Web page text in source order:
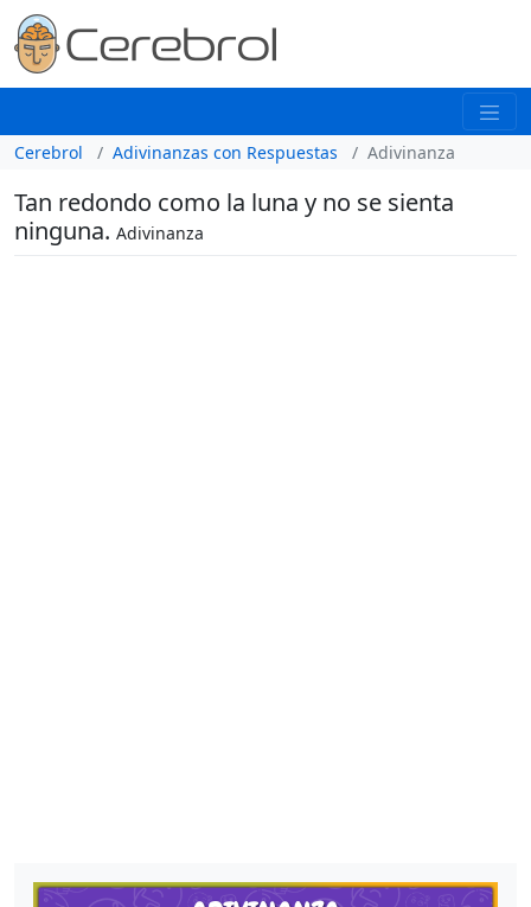
Cerebrol Adivinanzas con Respuestas Adivinanza
Tan redondo como la luna y no se sienta
ninguna. Adivinanza